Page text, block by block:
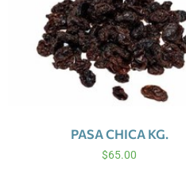
PASA CHICA KG.
$65.00